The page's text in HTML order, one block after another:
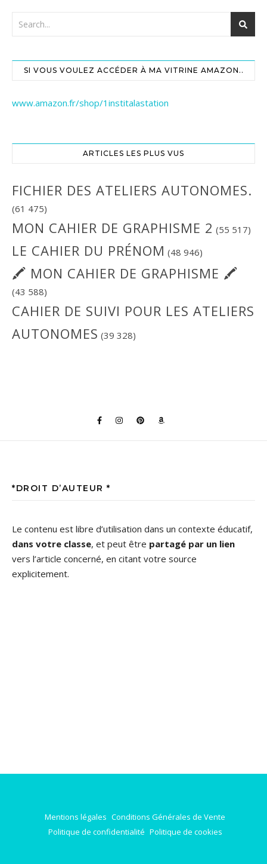
SI VOUS VOULEZ ACCÉDER À MA VITRINE AMAZON..
www.amazon.fr/shop/1institalastation
ARTICLES LES PLUS VUS
FICHIER DES ATELIERS AUTONOMES.
(61 475)
MON CAHIER DE GRAPHISME 2 (55 517)
LE CAHIER DU PRÉNOM (48 946)
🖍 MON CAHIER DE GRAPHISME 🖍
(43 588)
CAHIER DE SUIVI POUR LES ATELIERS
AUTONOMES (39 328)
*DROIT D’AUTEUR *
Le contenu est libre d’utilisation dans un contexte éducatif,
dans votre classe, et peut être partagé par un lien
vers l’article concerné, en citant votre source
explicitement.
Mentions légales Conditions Générales de Vente
Politique de confidentialité Politique de cookies